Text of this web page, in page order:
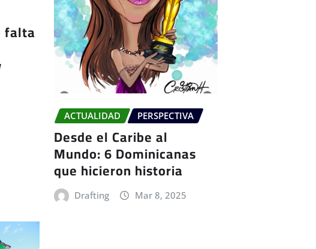
falta
ACTUALIDAD
PERSPECTIVA
Desde el Caribe al
Mundo: 6 Dominicanas
que hicieron historia
Drafting Mar 8, 2025